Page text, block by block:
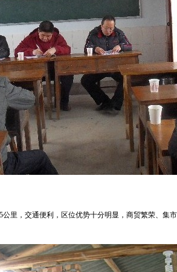
里，交通便利，区位优势十分明显，商贸繁荣、集